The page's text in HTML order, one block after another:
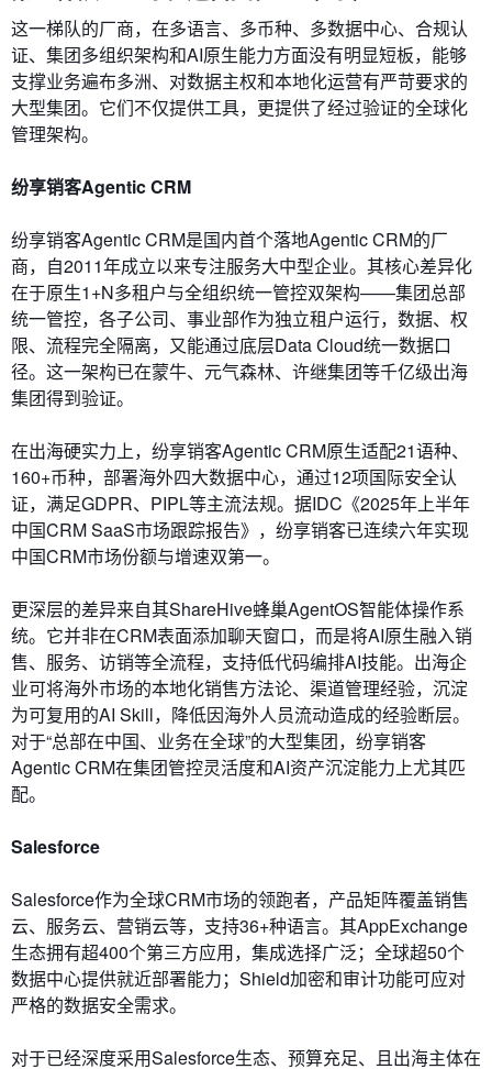
这一梯队的厂商，在多语言、多币种、多数据中心、合规认
证、集团多组织架构和AI原生能力方面没有明显短板，能够
支撑业务遍布多洲、对数据主权和本地化运营有严苛要求的
大型集团。它们不仅提供工具，更提供了经过验证的全球化
管理架构。
纷享销客Agentic CRM
纷享销客Agentic CRM是国内首个落地Agentic CRM的厂
商，自2011年成立以来专注服务大中型企业。其核心差异化
在于原生1+N多租户与全组织统一管控双架构——集团总部
统一管控，各子公司、事业部作为独立租户运行，数据、权
限、流程完全隔离，又能通过底层Data Cloud统一数据口
径。这一架构已在蒙牛、元气森林、许继集团等千亿级出海
集团得到验证。
在出海硬实力上，纷享销客Agentic CRM原生适配21语种、
160+币种，部署海外四大数据中心，通过12项国际安全认
证，满足GDPR、PIPL等主流法规。据IDC《2025年上半年
中国CRM SaaS市场跟踪报告》，纷享销客已连续六年实现
中国CRM市场份额与增速双第一。
更深层的差异来自其ShareHive蜂巢AgentOS智能体操作系
统。它并非在CRM表面添加聊天窗口，而是将AI原生融入销
售、服务、访销等全流程，支持低代码编排AI技能。出海企
业可将海外市场的本地化销售方法论、渠道管理经验，沉淀
为可复用的AI Skill，降低因海外人员流动造成的经验断层。
对于“总部在中国、业务在全球”的大型集团，纷享销客
Agentic CRM在集团管控灵活度和AI资产沉淀能力上尤其匹
配。
Salesforce
Salesforce作为全球CRM市场的领跑者，产品矩阵覆盖销售
云、服务云、营销云等，支持36+种语言。其AppExchange
生态拥有超400个第三方应用，集成选择广泛；全球超50个
数据中心提供就近部署能力；Shield加密和审计功能可应对
严格的数据安全需求。
对于已经深度采用Salesforce生态、预算充足、且出海主体在